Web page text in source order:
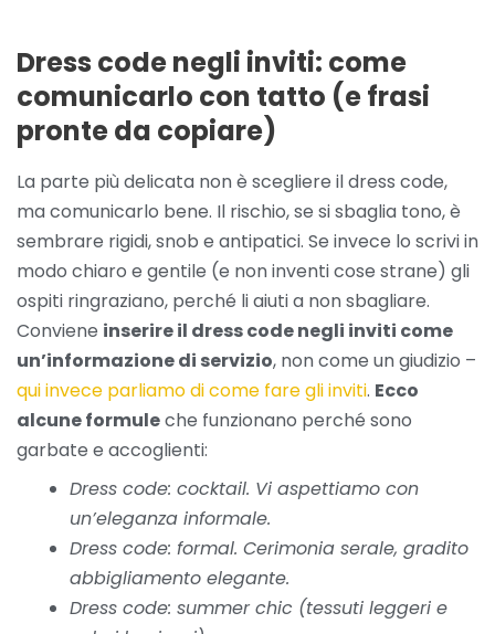
Dress code negli inviti: come
comunicarlo con tatto (e frasi
pronte da copiare)
La parte più delicata non è scegliere il dress code,
ma comunicarlo bene. Il rischio, se si sbaglia tono, è
sembrare rigidi, snob e antipatici. Se invece lo scrivi in
modo chiaro e gentile (e non inventi cose strane) gli
ospiti ringraziano, perché li aiuti a non sbagliare.
Conviene inserire il dress code negli inviti come
un’informazione di servizio, non come un giudizio –
qui invece parliamo di come fare gli inviti. Ecco
alcune formuleche funzionano perché sono
garbate e accoglienti:
Dress code: cocktail. Vi aspettiamo con
un’eleganza informale.
Dress code: formal. Cerimonia serale, gradito
abbigliamento elegante.
Dress code: summer chic (tessuti leggeri e